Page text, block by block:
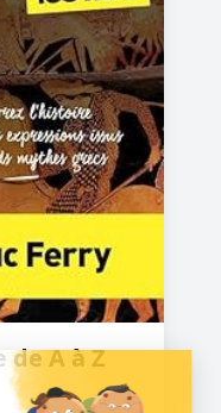
de A à Z